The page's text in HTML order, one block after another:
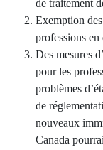
de traitement
Exemption
professions en
Des mesures
pour les
problèmes
de
nouveaux
Canada